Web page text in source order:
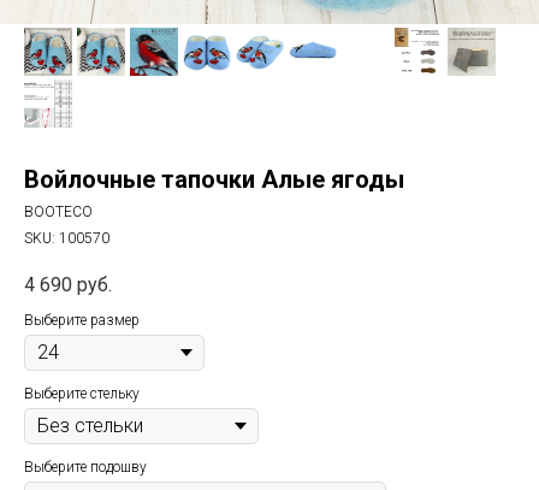
Войлочные тапочки Алые ягоды
BOOTECO
SKU: 100570
4 690 руб.
Выберите размер
Выберите стельку
Выберите подошву